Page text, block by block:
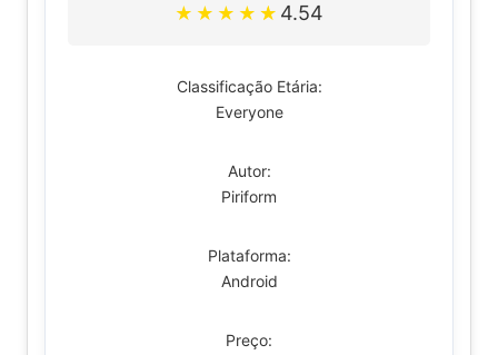
★ ★ ★ ★ ★ 4.54
Classificação Etária:
Everyone
Autor:
Piriform
Plataforma:
Android
Preço: